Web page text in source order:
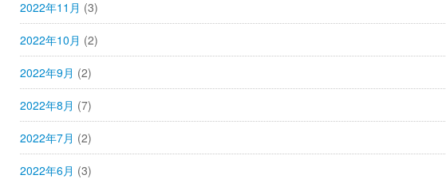
2022年11月 (3)
2022年10月 (2)
2022年9月 (2)
2022年8月 (7)
2022年7月 (2)
2022年6月 (3)